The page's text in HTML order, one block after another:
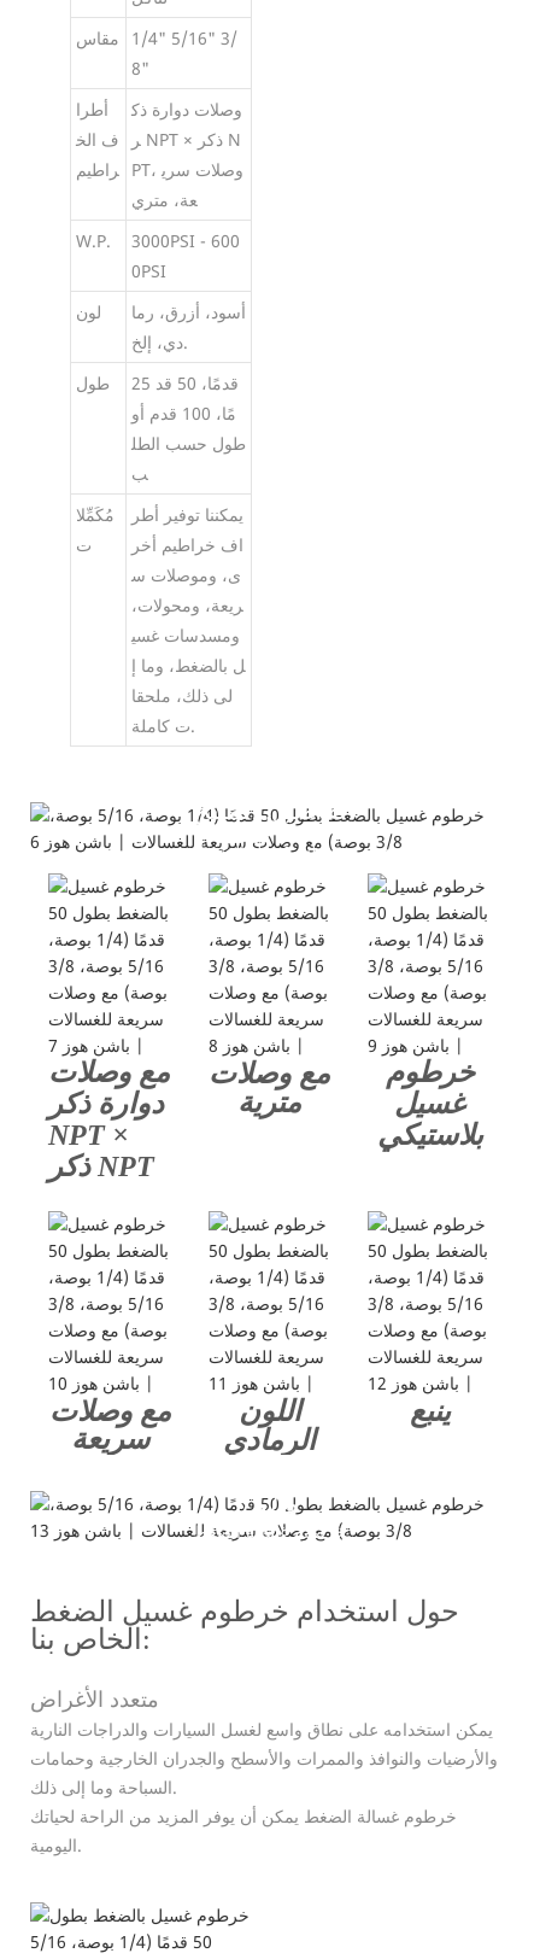
مقاس
1/4" 5/16" 3/
8"
أطرا
ف الخ
راطيم
وصلات دوارة ذك
ر NPT × ذكر N
PT، وصلات سري
عة، متري
W.P.
3000PSI - 600
0PSI
لون
أسود، أزرق، رما
دي، إلخ.
طول
25 قدمًا، 50 قد
مًا، 100 قدم أو
طول حسب الطل
ب
مُكَمِّلا
ت
يمكننا توفير أطر
اف خراطيم أخر
ى، وموصلات س
ريعة، ومحولات،
ومسدسات غسي
ل بالضغط، وما إ
لى ذلك، ملحقا
ت كاملة.
تفاصيل المنتج
مع وصلات
دوارة ذكر
NPT ×
ذكر NPT
مع وصلات
مترية
خرطوم
غسيل
بلاستيكي
مع وصلات
سريعة
اللون
الرمادي
ينبع
طلب
خرطوم غسالة الضغط
حول استخدام خرطوم غسيل الضغط
الخاص بنا:
متعدد الأغراض
يمكن استخدامه على نطاق واسع لغسل السيارات والدراجات النارية
والأرضيات والنوافذ والممرات والأسطح والجدران الخارجية وحمامات
السباحة وما إلى ذلك.
خرطوم غسالة الضغط يمكن أن يوفر المزيد من الراحة لحياتك
اليومية.